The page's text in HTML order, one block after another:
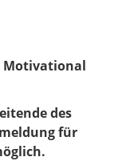
Motivational
des
für